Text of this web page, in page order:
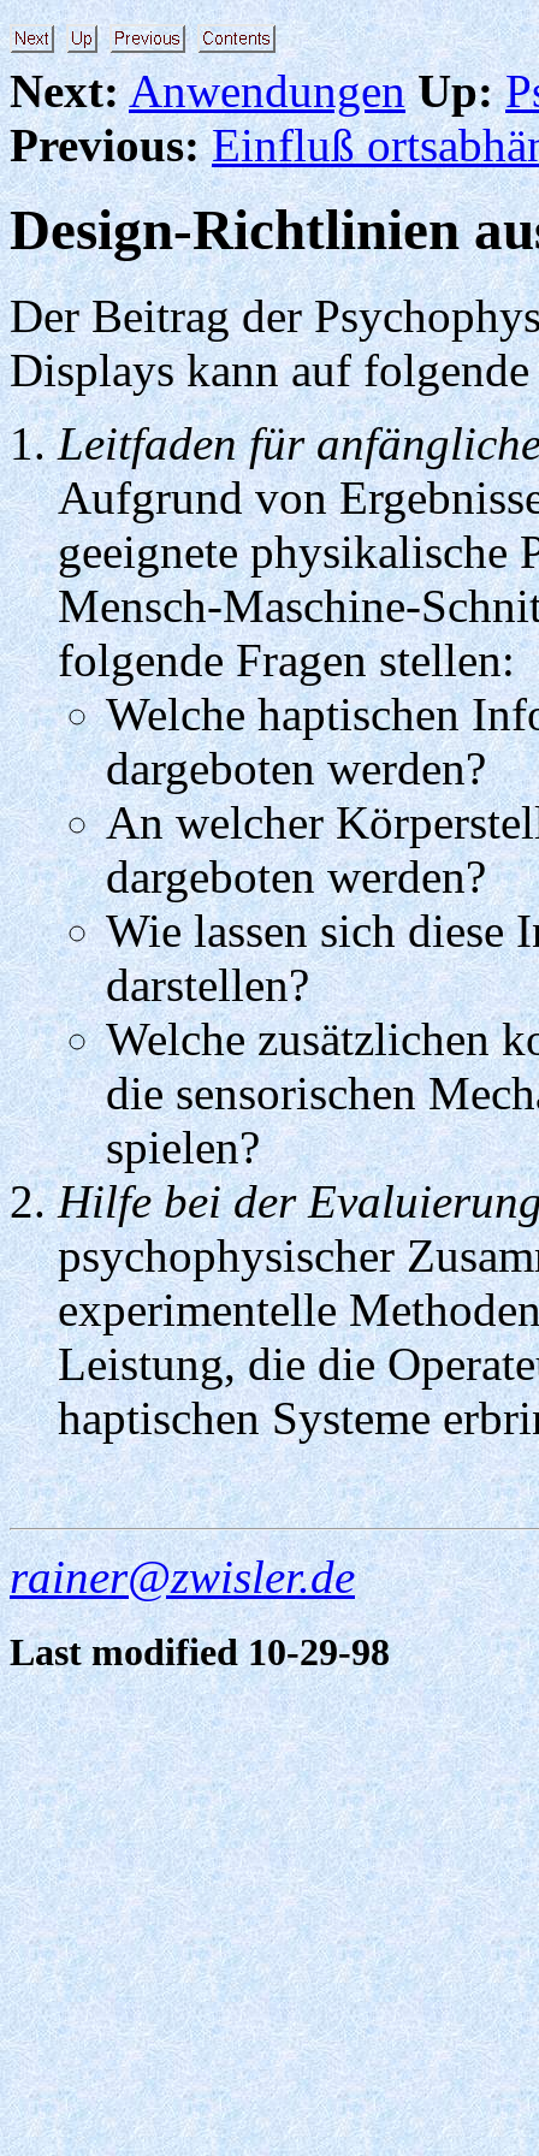
Next:Anwendungen Up:
Previous: Einfluß
Design-Richtlinien
Der Beitrag der
Displays kann auf
Leitfaden für
Aufgrund von
geeignete physikalische
Mensch-Maschine-
folgende Fragen stellen:
Welche haptischen
dargeboten werden?
An welcher
dargeboten werden?
Wie lassen sich diese
darstellen?
Welche zusätzlichen
die sensorischen
spielen?
Hilfe bei der
psychophysischer
experimentelle
Leistung, die die
haptischen Systeme
rainer@zwisler.de
Last modified 10-29-98